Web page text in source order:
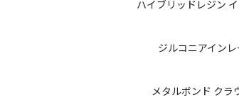
ハイブリッドレジン
ジルコニアインレ
メタルボンド クラ